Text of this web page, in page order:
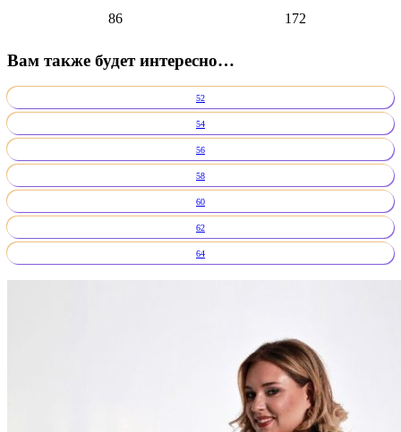
86
172
Вам также будет интересно…
52
54
56
58
60
62
64